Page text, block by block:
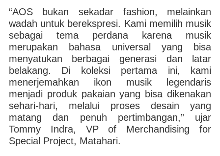
“AOS bukan sekadar fashion, melainkan
wadah untuk berekspresi. Kami memilih musik
sebagai tema perdana karena musik
merupakan bahasa universal yang bisa
menyatukan berbagai generasi dan latar
belakang. Di koleksi pertama ini, kami
menerjemahkan ikon musik legendaris
menjadi produk pakaian yang bisa dikenakan
sehari-hari, melalui proses desain yang
matang dan penuh pertimbangan,” ujar
Tommy Indra, VP of Merchandising for
Special Project, Matahari.